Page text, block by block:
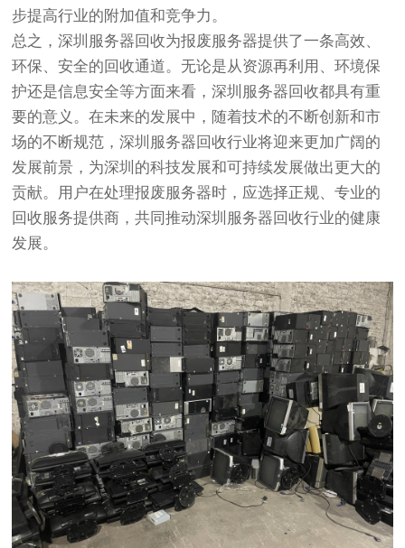
步提高行业的附加值和竞争力。
总之，深圳服务器回收为报废服务器提供了一条高效、
环保、安全的回收通道。无论是从资源再利用、环境保
护还是信息安全等方面来看，深圳服务器回收都具有重
要的意义。在未来的发展中，随着技术的不断创新和市
场的不断规范，深圳服务器回收行业将迎来更加广阔的
发展前景，为深圳的科技发展和可持续发展做出更大的
贡献。用户在处理报废服务器时，应选择正规、专业的
回收服务提供商，共同推动深圳服务器回收行业的健康
发展。